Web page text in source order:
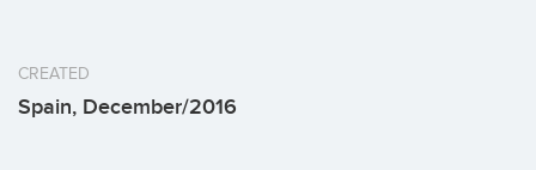
CREATED
Spain, December/2016